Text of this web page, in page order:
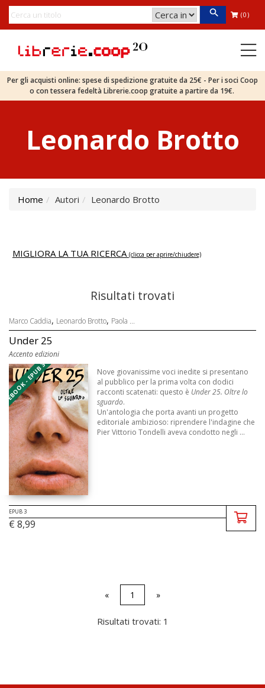
(0)
Per gli acquisti online: spese di spedizione gratuite da 25€ - Per i soci Coop
o con tessera fedeltà Librerie.coop gratuite a partire da 19€.
Leonardo Brotto
Home Autori Leonardo Brotto
MIGLIORA LA TUA RICERCA (clicca per aprire/chiudere)
Risultati trovati
Marco Caddia, Leonardo Brotto, Paola ...
Under 25
Accento edizioni
EBOOK - EPUB 3
Nove giovanissime voci inedite si presentano
al pubblico per la prima volta con dodici
racconti scatenati: questo è Under 25. Oltre lo
sguardo.
Un'antologia che porta avanti un progetto
editoriale ambizioso: riprendere l'indagine che
Pier Vittorio Tondelli aveva condotto negli ...
EPUB 3
€ 8,99
« 1 »
Risultati trovati: 1